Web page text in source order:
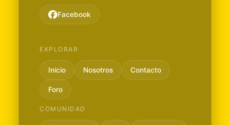
Facebook
EXPLORAR
Inicio Nosotros Contacto
Foro
COMUNIDAD